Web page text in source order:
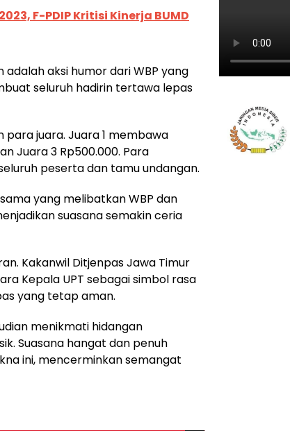
F-PDIP Kritisi Kinerja BUMD
aksi humor dari WBP yang
seluruh hadirin tertawa lepas
juara. Juara 1 membawa
Juara 3 Rp500.000. Para
peserta dan tamu undangan.
yang melibatkan WBP dan
suasana semakin ceria
Kakanwil Ditjenpas Jawa Timur
Kepala UPT sebagai simbol rasa
yang tetap aman.
menikmati hidangan
Suasana hangat dan penuh
ini, mencerminkan semangat